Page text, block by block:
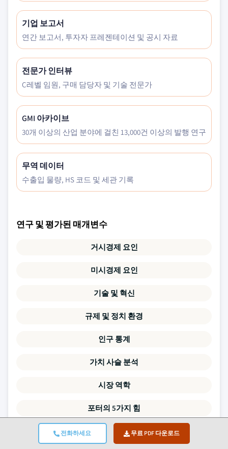
전화하세요 무료 PDF 다운로드
기업 보고서
연간 보고서, 투자자 프레젠테이션 및 공시 자료
전문가 인터뷰
C레벨 임원, 구매 담당자 및 기술 전문가
GMI 아카이브
30개 이상의 산업 분야에 걸친 13,000건 이상의 발행 연구
무역 데이터
수출입 물량, HS 코드 및 세관 기록
연구 및 평가된 매개변수
거시경제 요인
미시경제 요인
기술 및 혁신
규제 및 정치 환경
인구 통계
가치 사슬 분석
시장 역학
포터의 5가지 힘
PESTLE 분석